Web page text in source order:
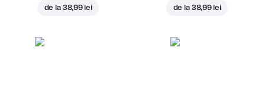
de la 38,99 lei de la 38,99 lei